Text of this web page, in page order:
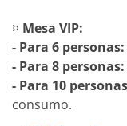
¤ Mesa VIP:
- Para 6 personas:
- Para 8 personas:
- Para 10
consumo.